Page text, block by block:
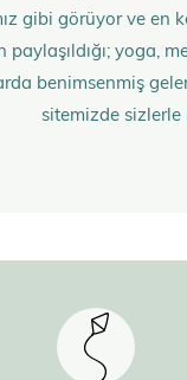
gibi görüyor ve
yoga,
benimsenmiş
sitemizde sizlerle